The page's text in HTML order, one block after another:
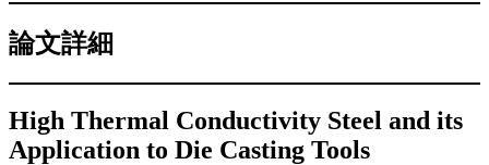
論文詳細
High Thermal Conductivity Steel and its
Application to Die Casting Tools